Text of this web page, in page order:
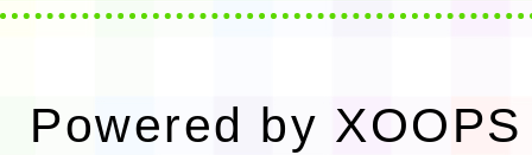
Powered by XOOPS